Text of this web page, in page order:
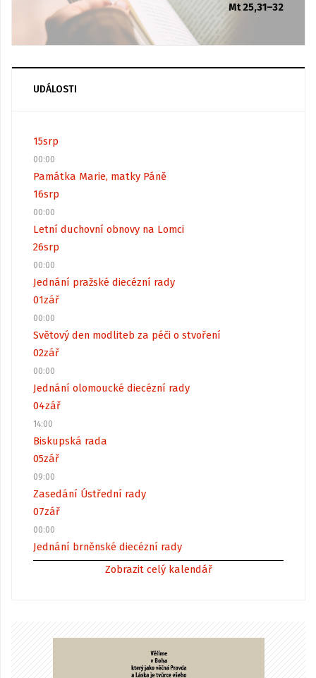
Mt 25,31–32
UDÁLOSTI
15srp
00:00
Památka Marie, matky Páně
16srp
00:00
Letní duchovní obnovy na Lomci
26srp
00:00
Jednání pražské diecézní rady
01zář
00:00
Světový den modliteb za péči o stvoření
02zář
00:00
Jednání olomoucké diecézní rady
04zář
14:00
Biskupská rada
05zář
09:00
Zasedání Ústřední rady
07zář
00:00
Jednání brněnské diecézní rady
Zobrazit celý kalendář